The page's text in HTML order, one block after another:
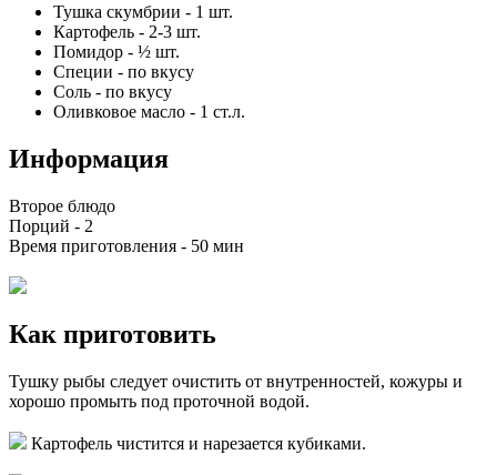
Тушка скумбрии - 1 шт.
Картофель - 2-3 шт.
Помидор - ½ шт.
Специи - по вкусу
Соль - по вкусу
Оливковое масло - 1 ст.л.
Информация
Второе блюдо
Порций - 2
Время приготовления - 50 мин
Как приготовить
Тушку рыбы следует очистить от внутренностей, кожуры и
хорошо промыть под проточной водой.
Картофель чистится и нарезается кубиками.